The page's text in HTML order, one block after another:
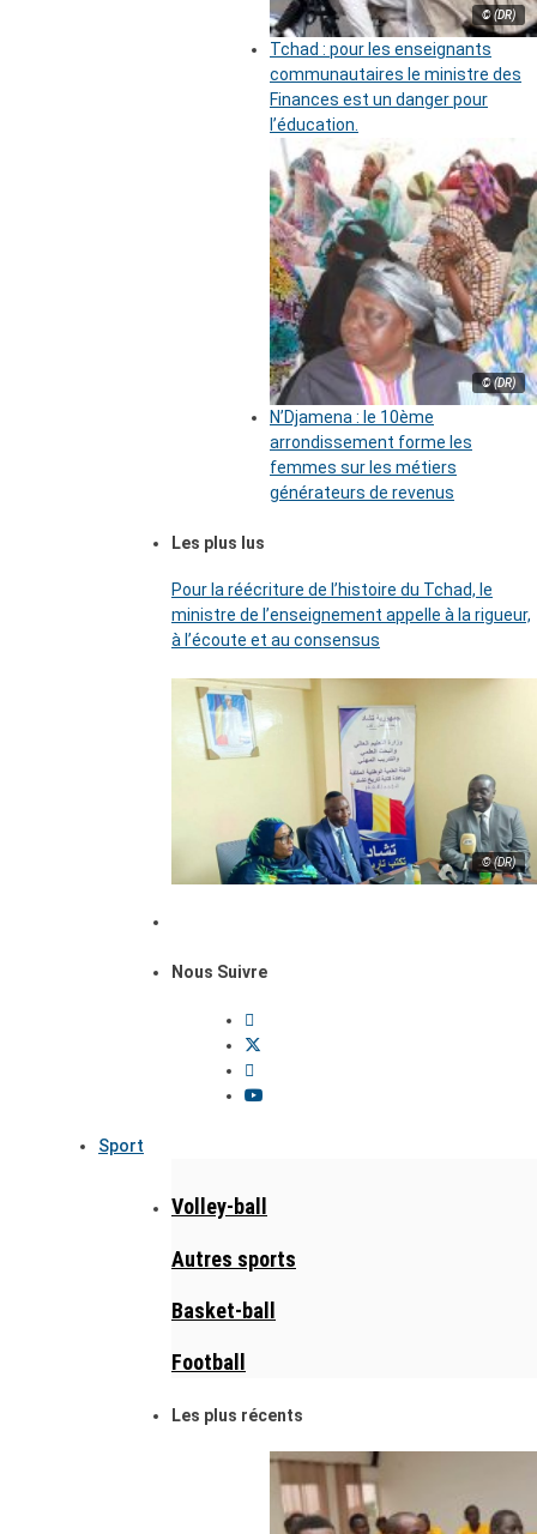
© (DR)
Tchad : pour les enseignants
communautaires le ministre des
Finances est un danger pour
l’éducation.
© (DR)
N’Djamena : le 10ème
arrondissement forme les
femmes sur les métiers
générateurs de revenus
Les plus lus
Pour la réécriture de l’histoire du Tchad, le
ministre de l’enseignement appelle à la rigueur,
à l’écoute et au consensus
© (DR)
Nous Suivre
Sport
Volley-ball
Autres sports
Basket-ball
Football
Les plus récents